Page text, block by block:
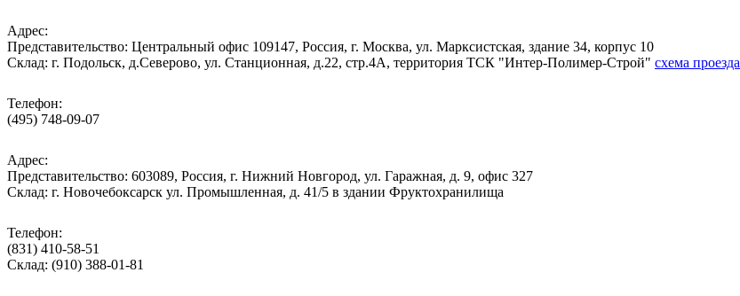
Адрес:
Представительство: Центральный офис 109147, Россия, г. Москва, ул. Марксистская, здание 34, корпус 10
Cклад: г. Подольск, д.Северово, ул. Станционная, д.22, стр.4А, территория ТСК "Интер-Полимер-Строй" схема проезда
Телефон:
(495) 748-09-07
Адрес:
Представительство: 603089, Россия, г. Нижний Новгород, ул. Гаражная, д. 9, офис 327
Склад: г. Новочебоксарск ул. Промышленная, д. 41/5 в здании Фруктохранилища
Телефон:
(831) 410-58-51
Склад: (910) 388-01-81